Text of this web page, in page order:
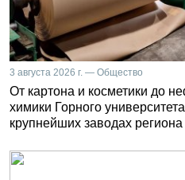
3 августа 2026 г. — Общество
От картона и косметики до
химики Горного
крупнейших заводах региона